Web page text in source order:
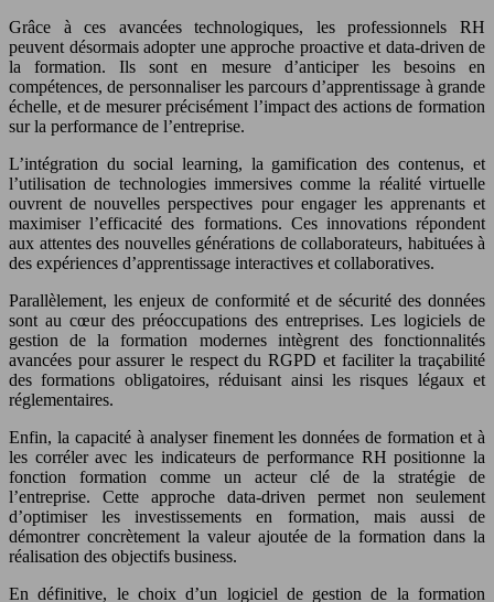
Grâce à ces avancées technologiques, les professionnels RH
peuvent désormais adopter une approche proactive et data-driven de
la formation. Ils sont en mesure d’anticiper les besoins en
compétences, de personnaliser les parcours d’apprentissage à grande
échelle, et de mesurer précisément l’impact des actions de formation
sur la performance de l’entreprise.
L’intégration du social learning, la gamification des contenus, et
l’utilisation de technologies immersives comme la réalité virtuelle
ouvrent de nouvelles perspectives pour engager les apprenants et
maximiser l’efficacité des formations. Ces innovations répondent
aux attentes des nouvelles générations de collaborateurs, habituées à
des expériences d’apprentissage interactives et collaboratives.
Parallèlement, les enjeux de conformité et de sécurité des données
sont au cœur des préoccupations des entreprises. Les logiciels de
gestion de la formation modernes intègrent des fonctionnalités
avancées pour assurer le respect du RGPD et faciliter la traçabilité
des formations obligatoires, réduisant ainsi les risques légaux et
réglementaires.
Enfin, la capacité à analyser finement les données de formation et à
les corréler avec les indicateurs de performance RH positionne la
fonction formation comme un acteur clé de la stratégie de
l’entreprise. Cette approche data-driven permet non seulement
d’optimiser les investissements en formation, mais aussi de
démontrer concrètement la valeur ajoutée de la formation dans la
réalisation des objectifs business.
En définitive, le choix d’un logiciel de gestion de la formation